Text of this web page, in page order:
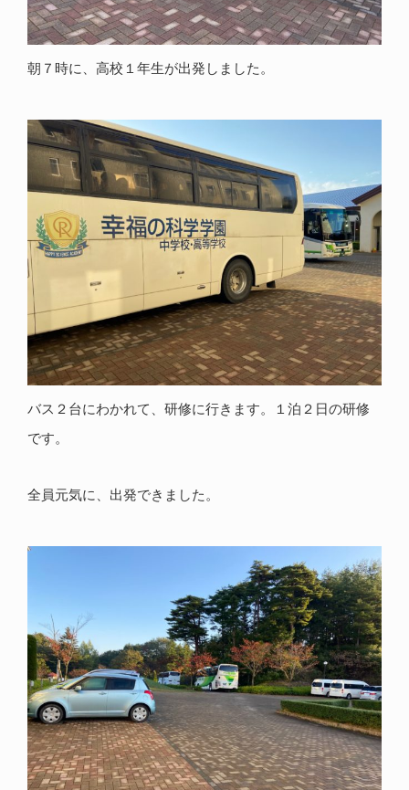
朝７時に、高校１年生が出発しました。
バス２台にわかれて、研修に行きます。１泊２日の研修
です。
全員元気に、出発できました。